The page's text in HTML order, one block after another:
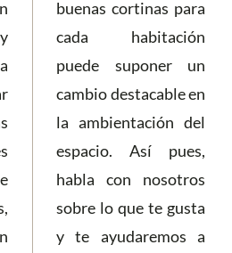
buenas cortinas para
cada habitación
puede suponer un
cambio destacable en
la ambientación del
espacio. Así pues,
habla con nosotros
sobre lo que te gusta
y te ayudaremos a